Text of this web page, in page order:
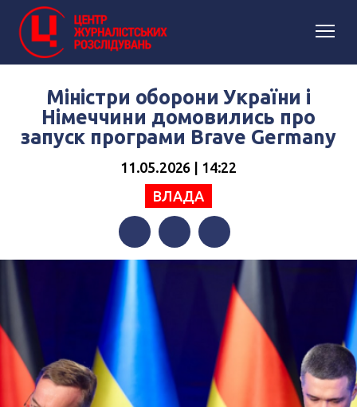
Міністри оборони України і
Німеччини домовились про
запуск програми Brave Germany
11.05.2026 | 14:22
ВЛАДА
FacebookTwitterTelegram